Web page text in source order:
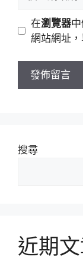
址
站
址
在瀏覽器中
網站網址
搜尋
近期